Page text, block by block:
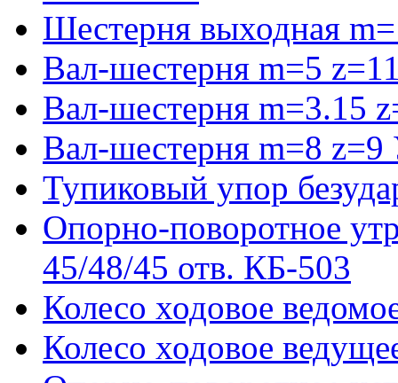
Шестерня выходная
Вал-шестерня m=5
Вал-шестерня m=3.15
Вал-шестерня m=8
Тупиковый упор
Опорно-поворотное
45/48/45 отв. КБ-503
Колесо ходовое
Колесо ходовое